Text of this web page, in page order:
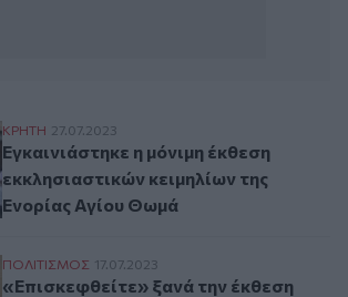
Εγκαινιάστηκε η μόνιμη έκθεση
ΚΡΗΤΗ 27.07.2023
Εγκαινιάστηκε η μόνιμη έκθεση
εκκλησιαστικών κειμηλίων της
Ενορίας Αγίου Θωμά
«Επισκεφθείτε» ξανά την έκθεση
ΠΟΛΙΤΙΣΜΟΣ 17.07.2023
«Επισκεφθείτε» ξανά την έκθεση